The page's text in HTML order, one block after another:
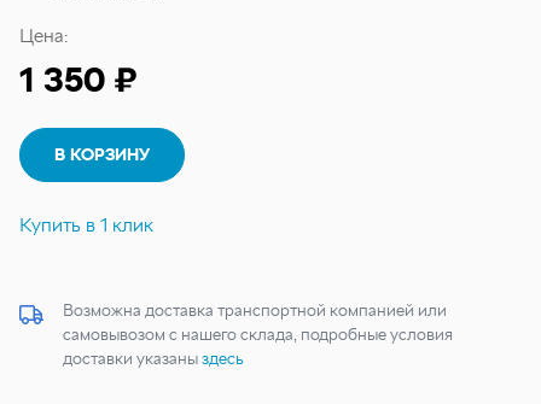
Цена:
1 350 ₽
В КОРЗИНУ
Купить в 1 клик
Возможна доставка транспортной компанией или
самовывозом с нашего склада, подробные условия
доставки указаныздесь